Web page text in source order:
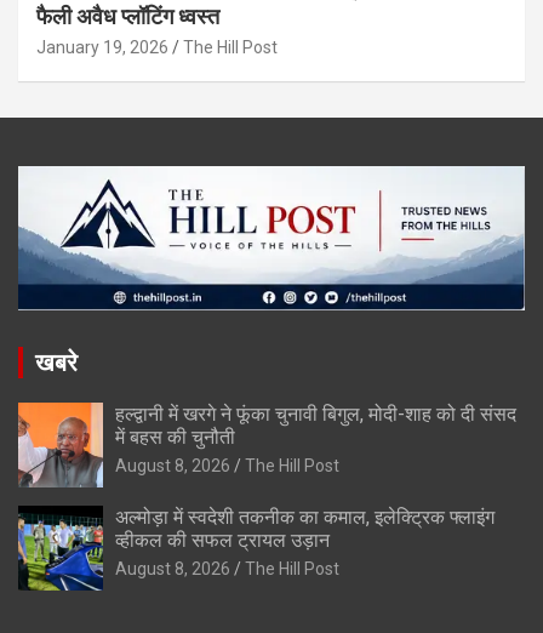
फैली अवैध प्लॉटिंग ध्वस्त
January 19, 2026 The Hill Post
खबरे
हल्द्वानी में खरगे ने फूंका चुनावी बिगुल, मोदी-शाह को दी संसद
में बहस की चुनौती
August 8, 2026 The Hill Post
अल्मोड़ा में स्वदेशी तकनीक का कमाल, इलेक्ट्रिक फ्लाइंग
व्हीकल की सफल ट्रायल उड़ान
August 8, 2026 The Hill Post